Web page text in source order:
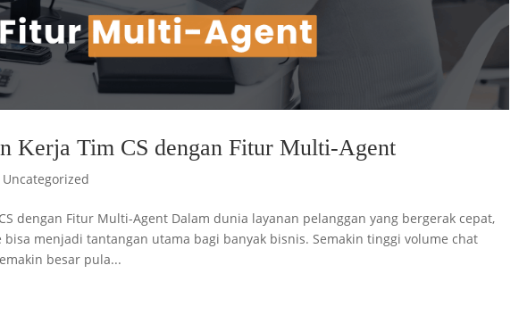
Kerja Tim CS dengan Fitur Multi-Agent
Uncategorized
dengan Fitur Multi-Agent Dalam dunia layanan pelanggan yang bergerak cepat,
menjadi tantangan utama bagi banyak bisnis. Semakin tinggi volume chat
besar pula...